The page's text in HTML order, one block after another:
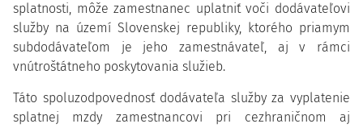
splatnosti, môže zamestnanec uplatniť voči dodávateľovi
služby na území Slovenskej republiky, ktorého priamym
subdodávateľom je jeho zamestnávateľ, aj v rámci
vnútroštátneho poskytovania služieb.
Táto spoluzodpovednosť dodávateľa služby za vyplatenie
splatnej mzdy zamestnancovi pri cezhraničnom aj